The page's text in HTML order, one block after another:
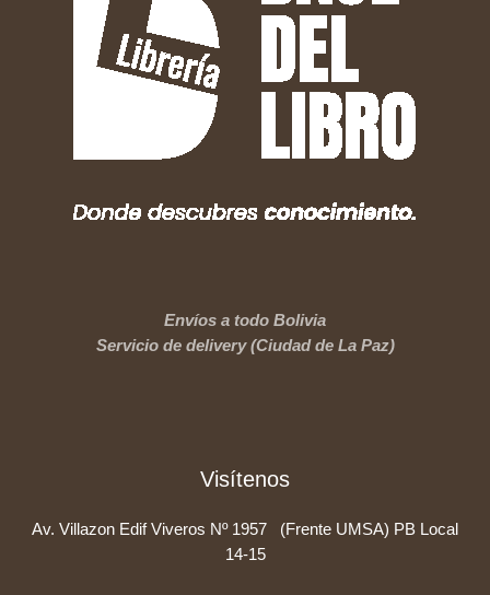
Envíos a todo Bolivia
Servicio de delivery (Ciudad de La Paz)
Visítenos
Av. Villazon Edif Viveros Nº 1957 (Frente UMSA) PB Local
14-15